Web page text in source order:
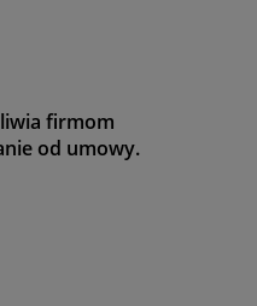
firmom
od umowy.